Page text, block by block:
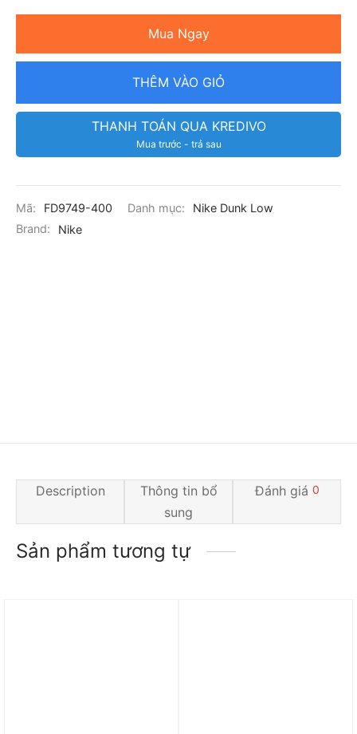
Mua Ngay
THÊM VÀO GIỎ
THANH TOÁN QUA KREDIVO
Mua trước - trả sau
Mã: FD9749-400 Danh mục:
Nike Dunk Low
Brand:
Nike
Description
Thông tin bổ
sung
Đánh giá 0
Sản phẩm tương tự